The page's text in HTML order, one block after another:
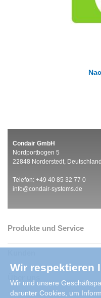
Condair GmbH
Nordportbogen 5
22848 Norderstedt, Deutschland
Telefon: +49 40 85 32 77 0
info@condair-systems.de
Produkte und Service
Wir respektieren
Wir und unsere
darunter Cookies, um